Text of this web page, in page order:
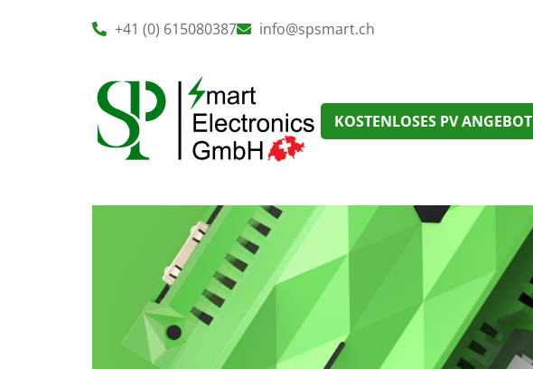
+41 (0) 615080387 info@spsmart.ch
KOSTENLOSES PV ANGEBOT